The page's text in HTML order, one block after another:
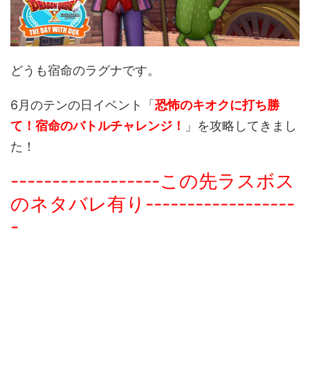
どうも宿命のラグナです。
6月のテンの日イベント「 恐怖のキオクに打ち勝
て！宿命のバトルチャレンジ！
」を攻略してきまし
た！
------------------この先ラスボス
のネタバレ有り------------------
-